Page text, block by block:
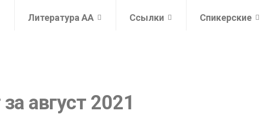
Литература АА Ссылки Спикерские
август 2021